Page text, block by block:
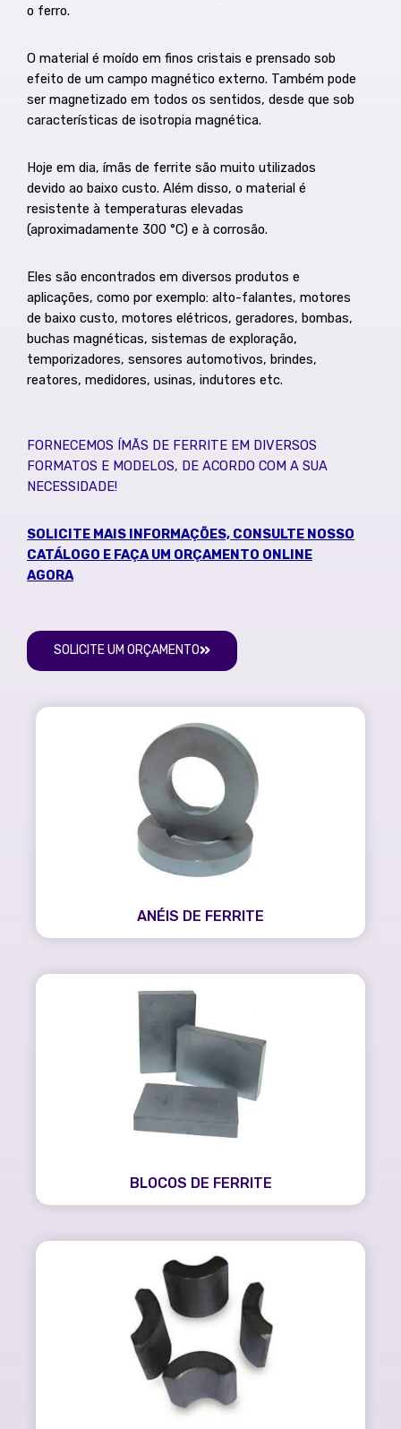
o ferro.
O material é moído em finos cristais e prensado sob
efeito de um campo magnético externo. Também pode
ser magnetizado em todos os sentidos, desde que sob
características de isotropia magnética.
Hoje em dia, ímãs de ferrite são muito utilizados
devido ao baixo custo. Além disso, o material é
resistente à temperaturas elevadas
(aproximadamente 300 °C) e à corrosão.
Eles são encontrados em diversos produtos e
aplicações, como por exemplo: alto-falantes, motores
de baixo custo, motores elétricos, geradores, bombas,
buchas magnéticas, sistemas de exploração,
temporizadores, sensores automotivos, brindes,
reatores, medidores, usinas, indutores etc.
FORNECEMOS ÍMÃS DE FERRITE EM DIVERSOS
FORMATOS E MODELOS, DE ACORDO COM A SUA
NECESSIDADE!
SOLICITE MAIS INFORMAÇÕES, CONSULTE NOSSO
CATÁLOGO E FAÇA UM ORÇAMENTO ONLINE
AGORA
SOLICITE UM ORÇAMENTO
ANÉIS DE FERRITE
BLOCOS DE FERRITE